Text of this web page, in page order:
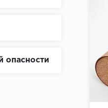
опасности